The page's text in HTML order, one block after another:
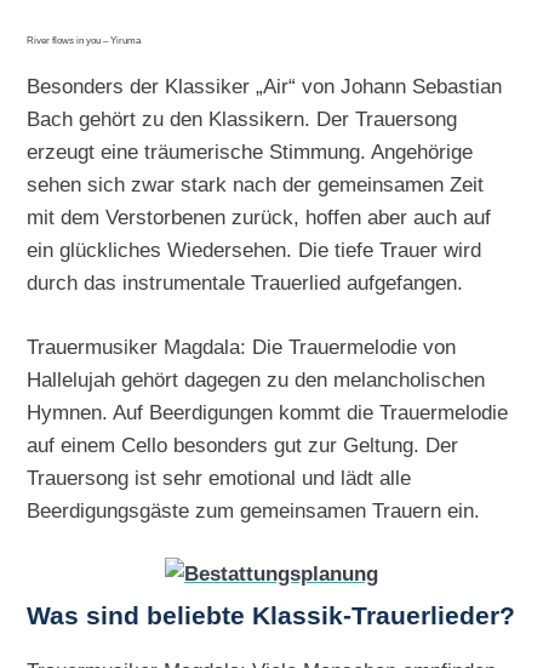
River flows in you – Yiruma
Besonders der Klassiker „Air“ von Johann Sebastian
Bach gehört zu den Klassikern. Der Trauersong
erzeugt eine träumerische Stimmung. Angehörige
sehen sich zwar stark nach der gemeinsamen Zeit
mit dem Verstorbenen zurück, hoffen aber auch auf
ein glückliches Wiedersehen. Die tiefe Trauer wird
durch das instrumentale Trauerlied aufgefangen.
Trauermusiker Magdala: Die Trauermelodie von
Hallelujah gehört dagegen zu den melancholischen
Hymnen. Auf Beerdigungen kommt die Trauermelodie
auf einem Cello besonders gut zur Geltung. Der
Trauersong ist sehr emotional und lädt alle
Beerdigungsgäste zum gemeinsamen Trauern ein.
Was sind beliebte Klassik-Trauerlieder?